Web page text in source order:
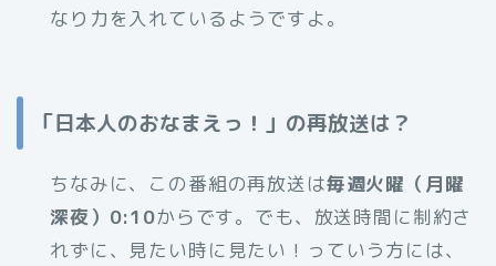
なり力を入れているようですよ。
「日本人のおなまえっ！」の再放送は？
ちなみに、この番組の再放送は毎週火曜（月曜
深夜）0:10からです。でも、放送時間に制約さ
れずに、見たい時に見たい！っていう方には、